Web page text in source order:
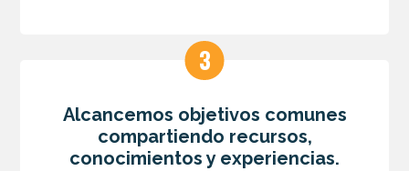
Alcancemos objetivos comunes
compartiendo recursos,
conocimientos y experiencias.